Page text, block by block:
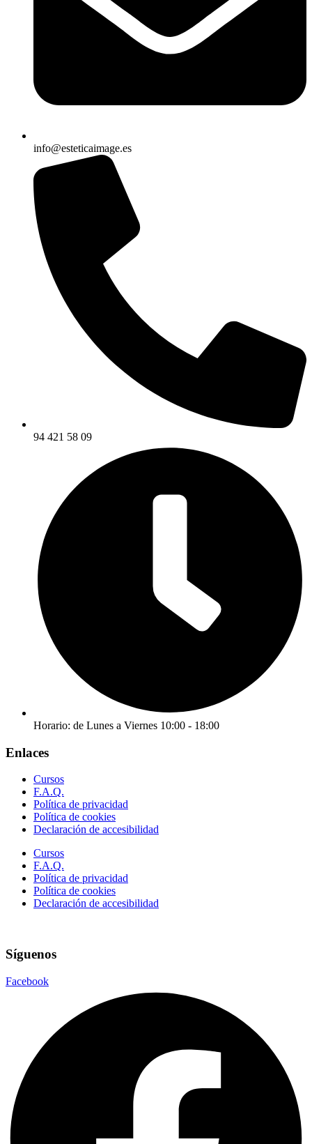
info@esteticaimage.es
94 421 58 09
Horario: de Lunes a Viernes 10:00 - 18:00
Enlaces
Cursos
F.A.Q.
Política de privacidad
Política de cookies
Declaración de accesibilidad
Cursos
F.A.Q.
Política de privacidad
Política de cookies
Declaración de accesibilidad
Síguenos
Facebook